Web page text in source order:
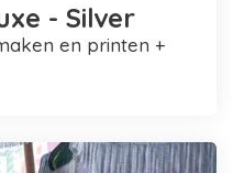
- Silver